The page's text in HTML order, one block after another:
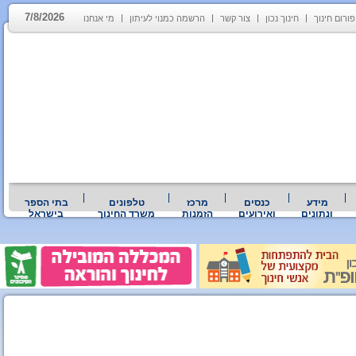
פורום חינוך חינוך נכון צור קשר הרשמה כמנוי לעיתון מי אנחנו 7/8/2026
מידע
ונתונים
כנסים
ואירועים
מרכז
הזמנות
טלפונים
משרד החינוך
בתי הספר
בישראל